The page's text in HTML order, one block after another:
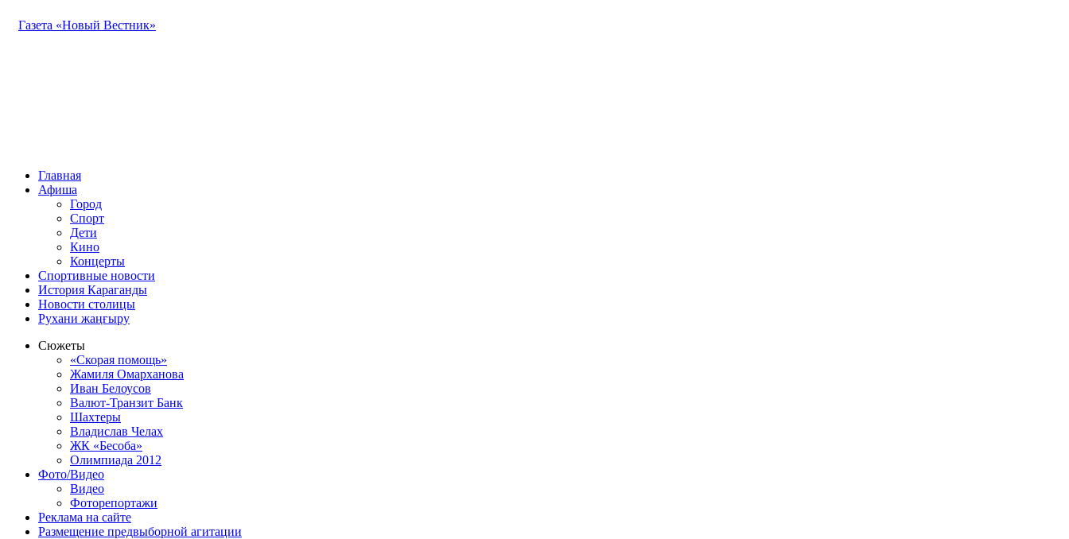
Газета «Новый Вестник»
Главная
Афиша
Город
Спорт
Дети
Кино
Концерты
Спортивные новости
История Караганды
Новости столицы
Рухани жаңғыру
Сюжеты
«Скорая помощь»
Жамиля Омарханова
Иван Белоусов
Валют-Транзит Банк
Шахтеры
Владислав Челах
ЖК «Бесоба»
Олимпиада 2012
Фото/Видео
Видео
Фоторепортажи
Реклама на сайте
Размещение предвыборной агитации